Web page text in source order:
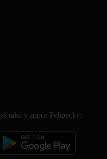
také v appce Pelipecky: